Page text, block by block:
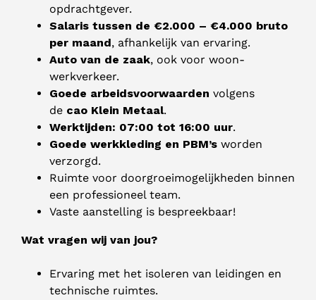
opdrachtgever.
Salaris tussen de €2.000 – €4.000 bruto
per maand, afhankelijk van ervaring.
Auto van de zaak, ook voor woon-
werkverkeer.
Goede arbeidsvoorwaarden volgens
de cao Klein Metaal.
Werktijden: 07:00 tot 16:00 uur.
Goede werkkleding en PBM’s worden
verzorgd.
Ruimte voor doorgroeimogelijkheden binnen
een professioneel team.
Vaste aanstelling is bespreekbaar!
Wat vragen wij van jou?
Ervaring met het isoleren van leidingen en
technische ruimtes.